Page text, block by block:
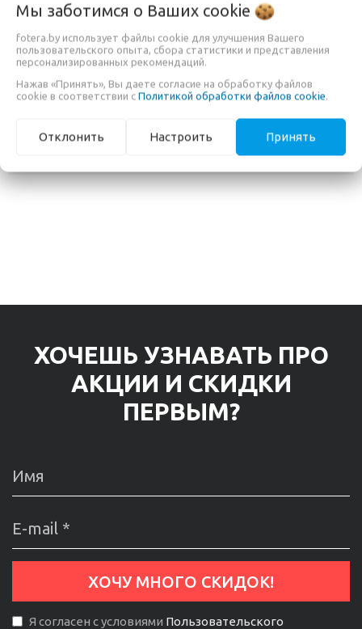
ДОПОЛНИТЕЛЬНАЯ ИНФОРМАЦИЯ
Страна-производитель Китай
"OOO Вигурком", г. Минск,
Сурганова 57б, №310
12 месяцев
ХОЧЕШЬ УЗНАВАТЬ ПРО
АКЦИИ И СКИДКИ
ПЕРВЫМ?
Я согласен с условиями Пользовательского
Мы заботимся о Ваших cookie
fotera.by использует файлы cookie для улучшения Вашего
пользовательского опыта, сбора статистики и представления
персонализированных рекомендаций.
Нажав «Принять», Вы даете согласие на обработку файлов
cookie в соответствии с Политикой обработки файлов cookie.
Отклонить Настроить Принять